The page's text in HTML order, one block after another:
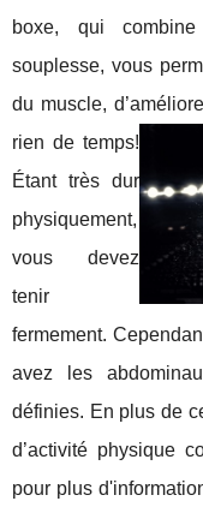
boxe, qui combine
souplesse, vous
du muscle,
rien de temps!
Étant très dur
physiquement,
vous devez
tenir
fermement.
avez les
définies. En plus de
d’activité physique
pour plus